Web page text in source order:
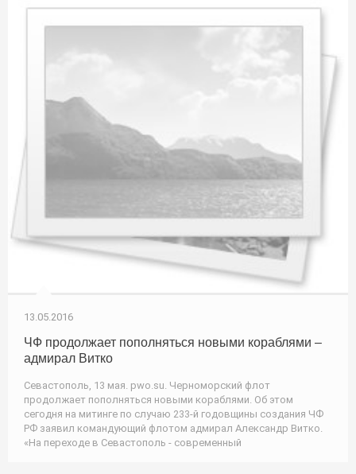
13.05.2016
ЧФ продолжает пополняться новыми кораблями –
адмирал Витко
Севастополь, 13 мая. pwo.su. Черноморский флот
продолжает пополняться новыми кораблями. Об этом
сегодня на митинге по случаю 233-й годовщины создания ЧФ
РФ заявил командующий флотом адмирал Александр Витко.
«На переходе в Севастополь - современный